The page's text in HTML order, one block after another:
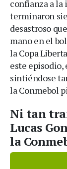
confianza a
terminaron
desastroso
mano en el
la Copa
este
sintiéndose
la Conmebol
Ni tan
Lucas
la